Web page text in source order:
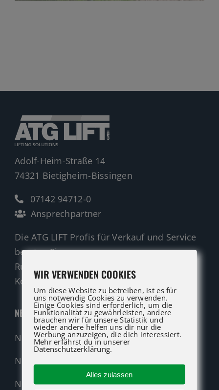
Adolf-Heim-Straße 14
74321 Bietigheim-Bissingen
07142 94712-0
Ansprechpartner
Die ATG LIFT Profis für Verkauf und Service
beraten Sie gerne.
Rufen Sie an oder nutzen Sie unser
Kontaktformular für eine Anfrage.
NEUMASCHINEN
Neumaschinen Übersicht
Neumaschinen Genie
Neumaschinen Merlo
WIR VERWENDEN COOKIES
Um diese Website zu betreiben, ist es für
uns notwendig Cookies zu verwenden.
Einige Cookies sind erforderlich, um die
Funktionalität zu gewährleisten, andere
brauchen wir für unsere Statistik und
wieder andere helfen uns dir nur die
Werbung anzuzeigen, die dich interessiert.
Mehr erfährst du in unserer
Datenschutzerklärung.
Alles zulassen